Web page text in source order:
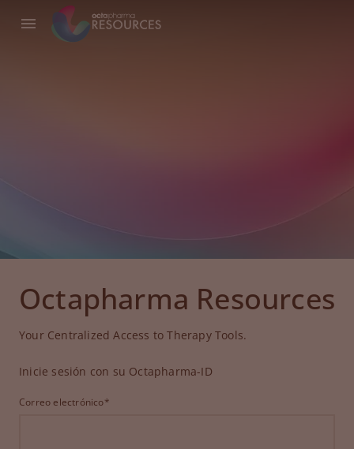
Octapharma Resources
Your Centralized Access to Therapy Tools.
Inicie sesión con su Octapharma-ID
Correo electrónico*